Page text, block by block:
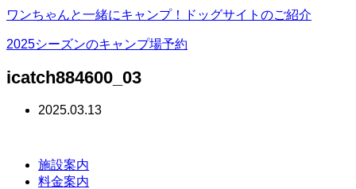
ワンちゃんと一緒にキャンプ！ドッグサイトのご紹介
2025シーズンのキャンプ場予約
icatch884600_03
2025.03.13
施設案内
料金案内